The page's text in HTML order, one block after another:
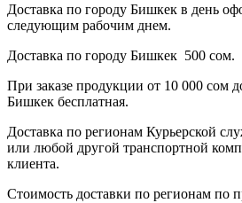
Доставка по городу Бишкек в день
следующим рабочим днем.
Доставка по городу Бишкек 500 сом.
При заказе продукции от 10 000 сом
Бишкек бесплатная.
Доставка по регионам Курьерской
или любой другой транспортной
клиента.
Стоимость доставки по регионам по